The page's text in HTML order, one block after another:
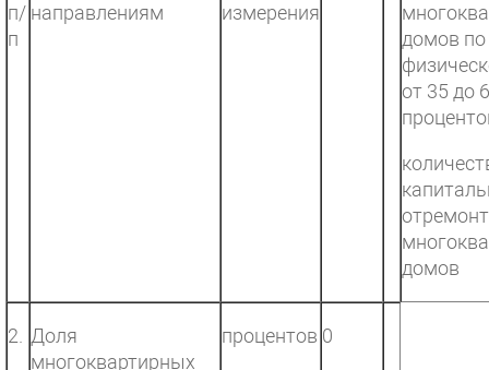
п/
п
направлениям
измерения
домов
от 35 до
домов
2.
Доля
многоквартирных
процентов 0